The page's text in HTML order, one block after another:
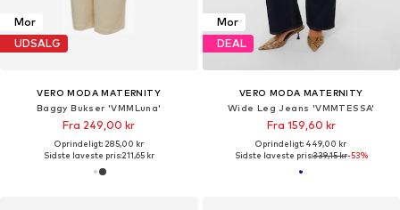
Mor
UDSALG
VERO MODA MATERNITY
Baggy Bukser 'VMMLuna'
Fra 249,00 kr
Oprindeligt: 285,00 kr
Sidste laveste pris:211,65 kr
Mor
DEAL
VERO MODA MATERNITY
Wide Leg Jeans 'VMMTESSA'
Fra 159,60 kr
Oprindeligt: 449,00 kr
Sidste laveste pris:339,15 kr-53%